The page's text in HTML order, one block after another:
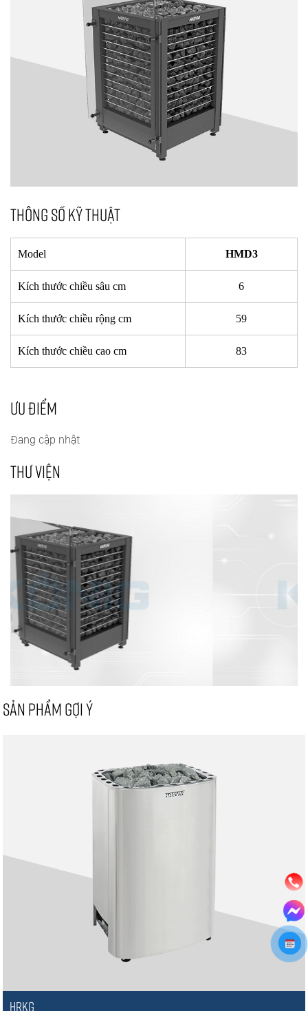
THÔNG SỐ KỸ THUẬT
Model HMD3
Kích thước chiều sâu cm 6
Kích thước chiều rộng cm 59
Kích thước chiều cao cm 83
ƯU ĐIỂM
Đang cập nhật
THƯ VIỆN
SẢN PHẨM GỢI Ý
HRKG